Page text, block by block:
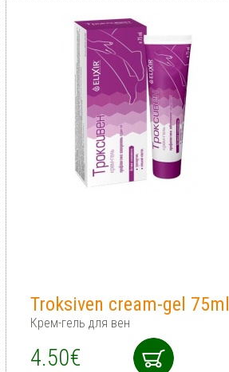
Troksiven cream-gel 75ml
Крем-гель для вен
4.50€